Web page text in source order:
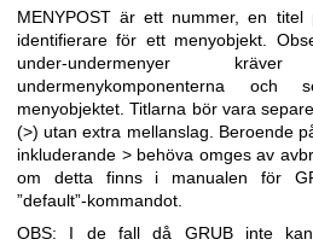
MENYPOST är ett nummer, en
identifierare för ett menyobjekt.
under-undermenyer
undermenykomponenterna och
menyobjektet. Titlarna bör vara
(>) utan extra mellanslag. Beroende
inkluderande > behöva omges av
om detta finns i manualen för
”default”-kommandot.
OBS: I de fall då GRUB inte kan